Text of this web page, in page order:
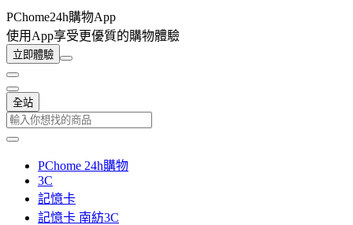
PChome24h購物App
使用App享受更優質的購物體驗
立即體驗
全站
PChome 24h購物
3C
記憶卡
記憶卡 南紡3C